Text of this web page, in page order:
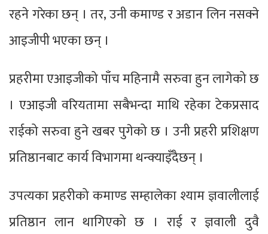
रहने गरेका छन् । तर, उनी कमाण्ड र अडान लिन नसक्ने
आइजीपी भएका छन् ।
प्रहरीमा एआइजीको पाँच महिनामै सरुवा हुन लागेको छ
। एआइजी वरियतामा सबैभन्दा माथि रहेका टेकप्रसाद
राईको सरुवा हुने खबर पुगेको छ । उनी प्रहरी प्रशिक्षण
प्रतिष्ठानबाट कार्य विभागमा थन्क्याइँदैछन् ।
उपत्यका प्रहरीको कमाण्ड सम्हालेका श्याम ज्ञवालीलाई
प्रतिष्ठान लान थागिएको छ । राई र ज्ञवाली दुवै